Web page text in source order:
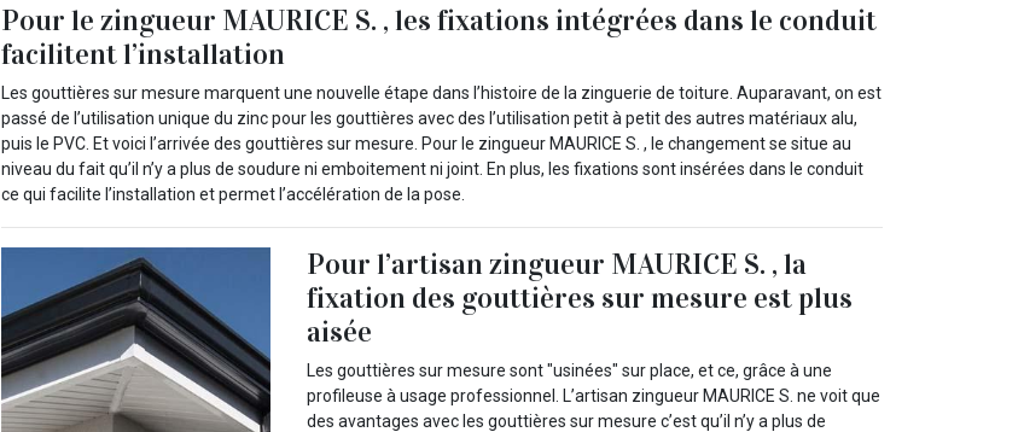
Pour le zingueur MAURICE S. , les fixations intégrées dans le conduit
facilitent l’installation
Les gouttières sur mesure marquent une nouvelle étape dans l’histoire de la zinguerie de toiture. Auparavant, on est
passé de l’utilisation unique du zinc pour les gouttières avec des l’utilisation petit à petit des autres matériaux alu,
puis le PVC. Et voici l’arrivée des gouttières sur mesure. Pour le zingueur MAURICE S. , le changement se situe au
niveau du fait qu’il n’y a plus de soudure ni emboitement ni joint. En plus, les fixations sont insérées dans le conduit
ce qui facilite l’installation et permet l’accélération de la pose.
Pour l’artisan zingueur MAURICE S. , la
fixation des gouttières sur mesure est plus
aisée
Les gouttières sur mesure sont "usinées" sur place, et ce, grâce à une
profileuse à usage professionnel. L’artisan zingueur MAURICE S. ne voit que
des avantages avec les gouttières sur mesure c’est qu’il n’y a plus de